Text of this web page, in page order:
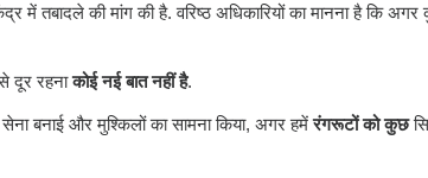
तबादले की मांग की है. वरिष्ठ अधिकारियों का मानना है कि
दूर रहनाकोई नई बात नहीं है.
बनाई और मुश्किलों का सामना किया, अगर हमेंरंगरूटों को कुछ